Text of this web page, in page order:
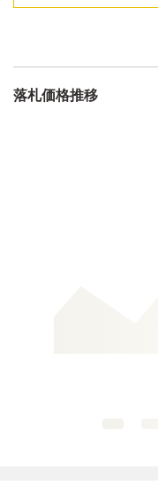
落札価格推移